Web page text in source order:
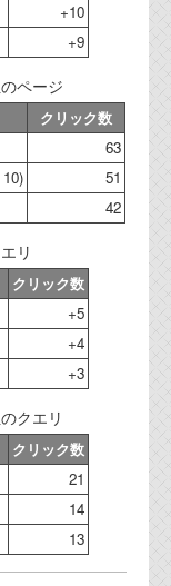
+10
+9
ページ
クリック数
63
51
42
リ
クリック数
+5
+4
+3
クエリ
クリック数
21
14
13